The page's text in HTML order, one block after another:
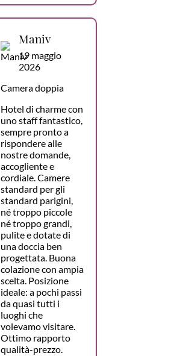
Maniv
19 maggio
2026
Camera doppia
Hotel di charme con
uno staff fantastico,
sempre pronto a
rispondere alle
nostre domande,
accogliente e
cordiale. Camere
standard per gli
standard parigini,
né troppo piccole
né troppo grandi,
pulite e dotate di
una doccia ben
progettata. Buona
colazione con ampia
scelta. Posizione
ideale: a pochi passi
da quasi tutti i
luoghi che
volevamo visitare.
Ottimo rapporto
qualità-prezzo.